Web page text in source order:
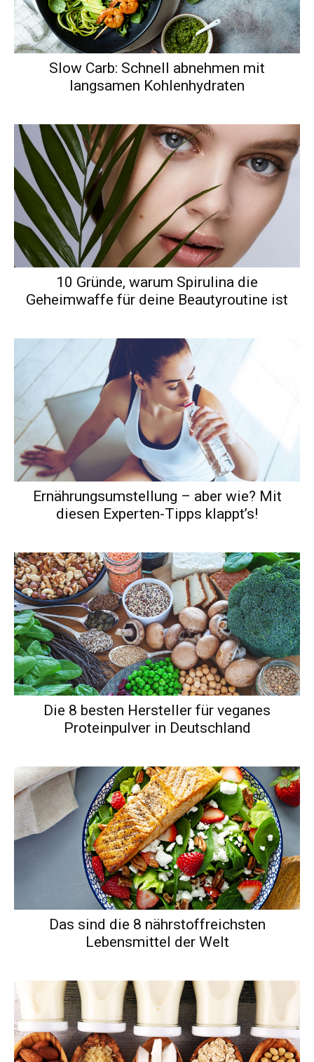
Slow Carb: Schnell abnehmen mit
langsamen Kohlenhydraten
10 Gründe, warum Spirulina die
Geheimwaffe für deine Beautyroutine ist
Ernährungsumstellung – aber wie? Mit
diesen Experten-Tipps klappt’s!
Die 8 besten Hersteller für veganes
Proteinpulver in Deutschland
Das sind die 8 nährstoffreichsten
Lebensmittel der Welt